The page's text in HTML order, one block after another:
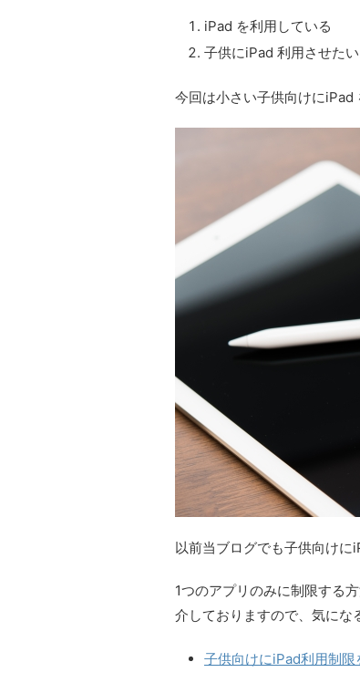
iPad を利用している
子供にiPad 利用させた
今回は小さい子供向けにiPad
以前当ブログでも子供向けに
1つのアプリのみに制限する
介しておりますので、気にな
子供向けにiPad利用制限